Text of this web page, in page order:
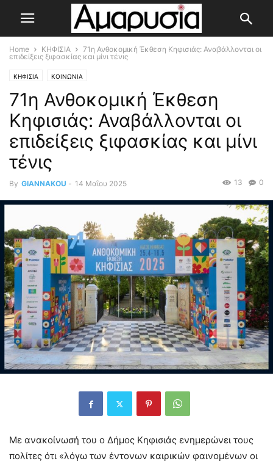
Home ΚΗΦΙΣΙΑ
71η Ανθοκομική Έκθεση Κηφισιάς: Αναβάλλονται οι
επιδείξεις ξιφασκίας και μίνι τένις
ΚΗΦΙΣΙΑ ΚΟΙΝΩΝΙΑ
71η Ανθοκομική Έκθεση
Κηφισιάς: Αναβάλλονται οι
επιδείξεις ξιφασκίας και μίνι
τένις
By GIANNAKOU - 14 Μαΐου 2025 0
13
Με ανακοίνωσή του ο Δήμος Κηφισιάς ενημερώνει τους
πολίτες ότι «λόγω των έντονων καιρικών φαινομένων οι